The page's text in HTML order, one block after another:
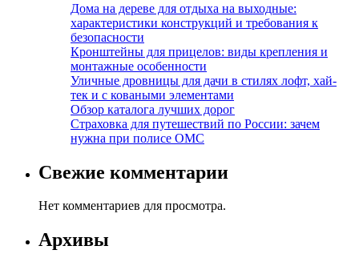
Дома на дереве для отдыха на выходные:
характеристики конструкций и требования к
безопасности
Кронштейны для прицелов: виды крепления и
монтажные особенности
Уличные дровницы для дачи в стилях лофт, хай-
тек и с коваными элементами
Обзор каталога лучших дорог
Страховка для путешествий по России: зачем
нужна при полисе ОМС
Свежие комментарии
Нет комментариев для просмотра.
Архивы